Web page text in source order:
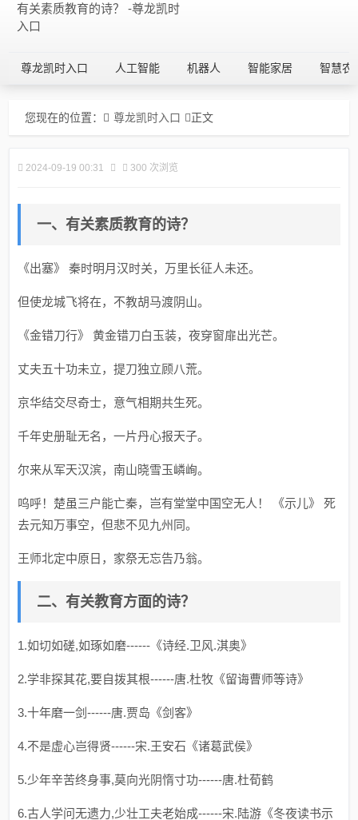
有关素质教育的诗？ -尊龙凯时
入口
尊龙凯时入口 人工智能 机器人 智能家居 智慧农
您现在的位置： 尊龙凯时入口 正文
2024-09-19 00:31 300 次浏览
一、有关素质教育的诗？
《出塞》 秦时明月汉时关，万里长征人未还。
但使龙城飞将在，不教胡马渡阴山。
《金错刀行》 黄金错刀白玉装，夜穿窗扉出光芒。
丈夫五十功未立，提刀独立顾八荒。
京华结交尽奇士，意气相期共生死。
千年史册耻无名，一片丹心报天子。
尔来从军天汉滨，南山晓雪玉嶙峋。
呜呼！楚虽三户能亡秦，岂有堂堂中国空无人！ 《示儿》 死
去元知万事空，但悲不见九州同。
王师北定中原日，家祭无忘告乃翁。
二、有关教育方面的诗？
1.如切如磋,如琢如磨------《诗经.卫风.淇奥》
2.学非探其花,要自拨其根------唐.杜牧《留诲曹师等诗》
3.十年磨一剑------唐.贾岛《剑客》
4.不是虚心岂得贤------宋.王安石《诸葛武侯》
5.少年辛苦终身事,莫向光阴惰寸功------唐.杜荀鹤
6.古人学问无遗力,少壮工夫老始成------宋.陆游《冬夜读书示